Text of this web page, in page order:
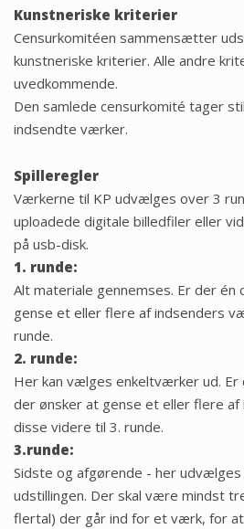
Kunstneriske kriterier
Censurkomitéen sammensætter
kunstneriske kriterier. Alle andre
uvedkommende.
Den samlede censurkomité tager
indsendte værker.
Spilleregler
Værkerne til KP udvælges over 3
uploadede digitale billedfiler eller
på usb-disk.
1. runde:
Alt materiale gennemses. Er der én
gense et eller flere af indsenders
runde.
2. runde:
Her kan vælges enkeltværker ud.
der ønsker at gense et eller flere
disse videre til 3. runde.
3.runde:
Sidste og afgørende - her
udstillingen. Der skal være mindst
flertal) der går ind for et værk, for